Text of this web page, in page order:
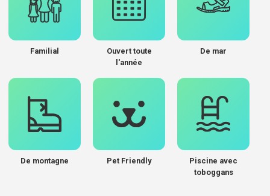
Familial
Ouvert toute
l'année
De mar
De montagne Pet Friendly
Piscine avec
toboggans